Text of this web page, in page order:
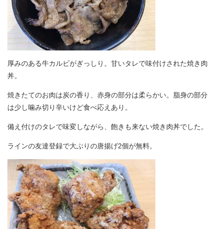
厚みのある牛カルビがぎっしり。甘いタレで味付けされた焼き肉
丼。
焼きたてのお肉は炭の香り、赤身の部分は柔らかい。脂身の部分
は少し噛み切り辛いけど食べ応えあり。
備え付けのタレで味変しながら、飽きも来ない焼き肉丼でした。
ラインの友達登録で大ぶりの唐揚げ2個が無料。